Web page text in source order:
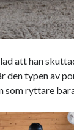
23 24
att han
den typen av
som ryttare